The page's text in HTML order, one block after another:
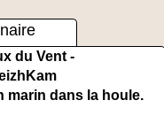
du Vent -
marin dans la houle.